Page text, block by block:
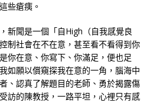
些瘡痍。
新聞是一個「自High（自我感覺良
制社會在不在意，甚至看不看得到你
你在意、你寫下、你滿足，便也足
如願以償窺探我在意的一角，腦海中
、認真了解題目的老師、勇於揭露傷
訪的陳教授，一路平坦，心裡只有感